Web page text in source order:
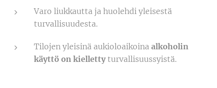
Varo liukkautta ja huolehdi yleisestä
turvallisuudesta.
Tilojen yleisinä aukioloaikoina alkoholin
käyttö on kiellettyturvallisuussyistä.